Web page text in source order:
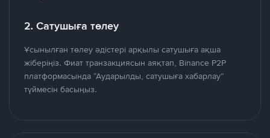
2. Сатушыға төлеу
Ұсынылған төлеу әдістері арқылы сатушыға ақша
жіберіңіз. Фиат транзакциясын аяқтап, Binance P2P
платформасында “Аударылды, сатушыға хабарлау”
түймесін басыңыз.